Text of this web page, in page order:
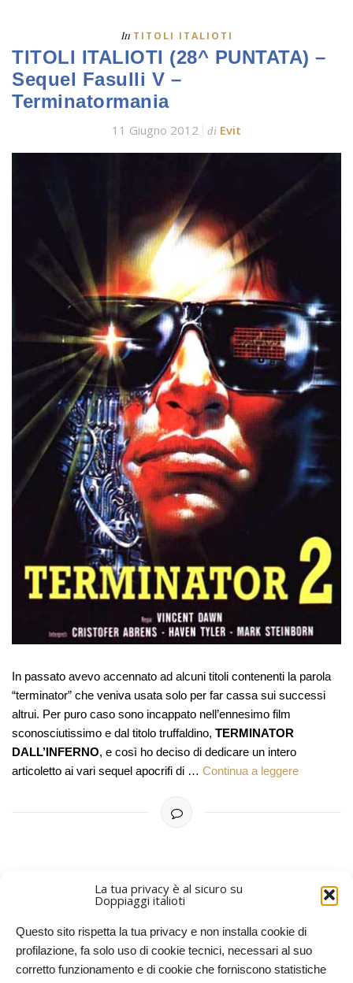
La tua privacy è al sicuro su
Doppiaggi italioti
Questo sito rispetta la tua privacy e non installa cookie di
profilazione, fa solo uso di cookie tecnici, necessari al suo
corretto funzionamento e di cookie che forniscono statistiche
In TITOLI ITALIOTI
TITOLI ITALIOTI (28^ PUNTATA) –
Sequel Fasulli V –
Terminatormania
11 Giugno 2012 di Evit
In passato avevo accennato ad alcuni titoli contenenti la parola
“terminator” che veniva usata solo per far cassa sui successi
altrui. Per puro caso sono incappato nell’ennesimo film
sconosciutissimo e dal titolo truffaldino, TERMINATOR
DALL’INFERNO, e così ho deciso di dedicare un intero
articoletto ai vari sequel apocrifi di … Continua a leggere
ARTICOLI PIÙ VECCHI
PIÙ RECENTI